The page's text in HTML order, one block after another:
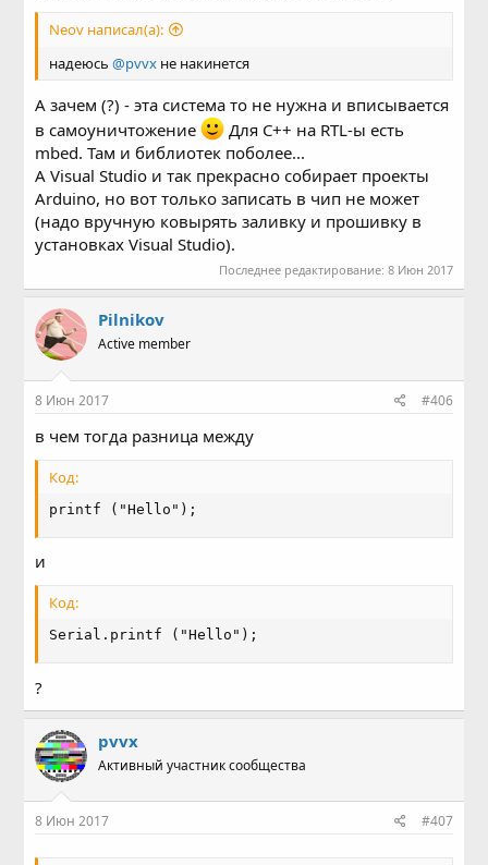
Neov написал(а):
надеюсь@pvvx не накинется
А зачем (?) - эта система то не нужна и вписывается
в самоуничтожение
Для C++ на RTL-ы есть
mbed. Там и библиотек поболее...
А Visual Studio и так прекрасно собирает проекты
Arduino, но вот только записать в чип не может
(надо вручную ковырять заливку и прошивку в
установках Visual Studio).
Последнее редактирование: 8 Июн 2017
Pilnikov
Active member
8 Июн 2017 #406
в чем тогда разница между
Код:
printf ("Hello");
и
Код:
Serial.printf ("Hello");
?
pvvx
Активный участник сообщества
8 Июн 2017 #407